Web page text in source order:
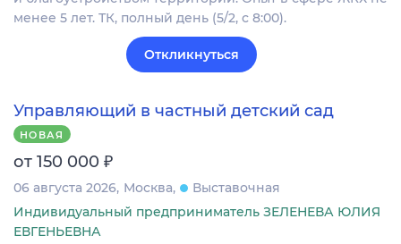
менее 5 лет. ТК, полный день (5/2, с 8:00).
Откликнуться
Управляющий в частный детский сад
НОВАЯ
от 150 000 ₽
06 августа 2026 Москва
Выставочная
Индивидуальный предприниматель ЗЕЛЕНЕВА ЮЛИЯ
ЕВГЕНЬЕВНА